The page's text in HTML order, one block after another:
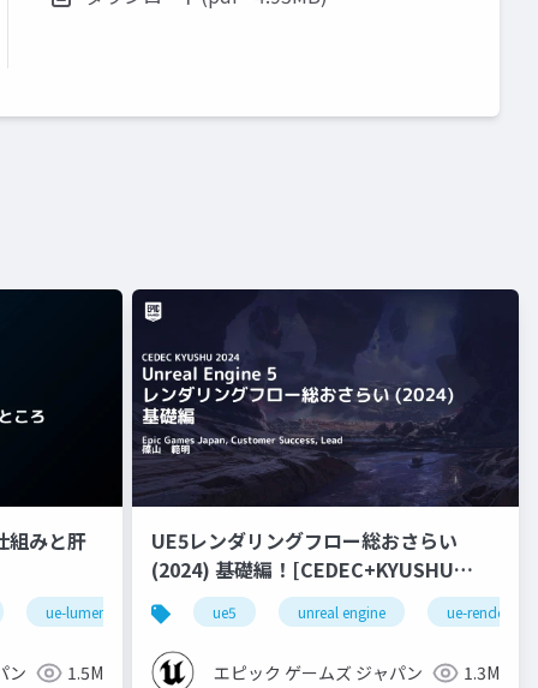
みと肝
ue-lumen
ン 1.5M
UE5レンダリングフロー総おさらい
(2024) 基礎編！[CEDEC+KYUSHU
2024] ue5 unreal engine ue-rendering
エピック ゲームズ ジャパン 1.3M